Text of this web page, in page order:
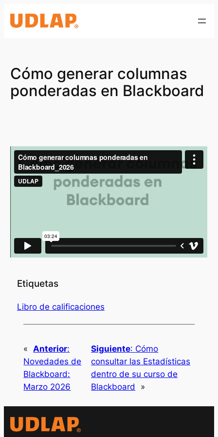
Cómo generar columnas
ponderadas en Blackboard
Etiquetas
Libro de calificaciones
« Anterior:
Novedades de
Blackboard:
Marzo 2026
Siguiente: Cómo
consultar las Estadísticas
dentro de su curso de
Blackboard
»